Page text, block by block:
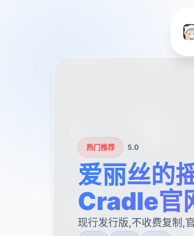
热门推荐 5.0
爱丽丝的
Cradle官
现行发行版,不收费复制,